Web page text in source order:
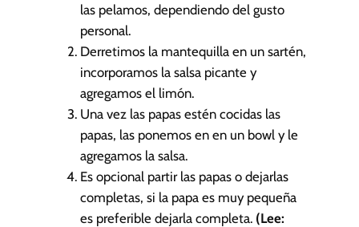
las pelamos, dependiendo del gusto
personal.
Derretimos la mantequilla en un sartén,
incorporamos la salsa picante y
agregamos el limón.
Una vez las papas estén cocidas las
papas, las ponemos en en un bowl y le
agregamos la salsa.
Es opcional partir las papas o dejarlas
completas, si la papa es muy pequeña
es preferible dejarla completa. (Lee: